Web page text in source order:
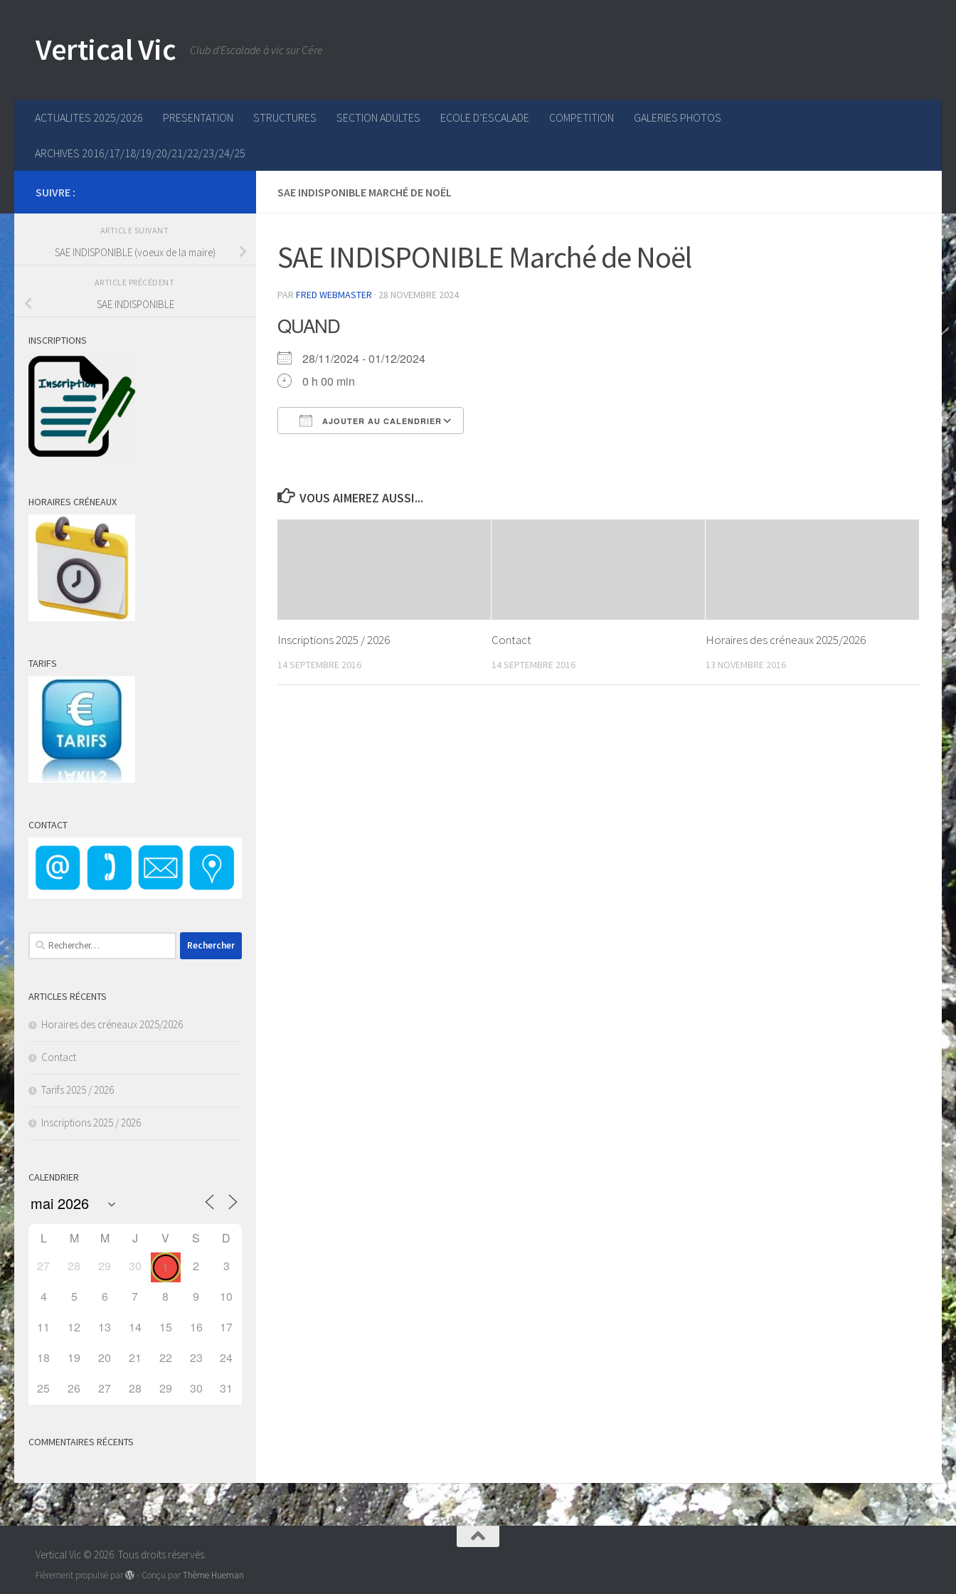
Vertical Vic Club d'Escalade à vic sur Cére
ACTUALITES 2025/2026 PRESENTATION STRUCTURES SECTION ADULTES ECOLE D’ESCALADE COMPETITION GALERIES PHOTOS
ARCHIVES 2016/17/18/19/20/21/22/23/24/25
SAE INDISPONIBLE MARCHÉ DE NOËL
SAE INDISPONIBLE Marché de Noël
PAR FRED WEBMASTER · 28 NOVEMBRE 2024
QUAND
28/11/2024 - 01/12/2024
0 h 00 min
AJOUTER AU CALENDRIER
VOUS AIMEREZ AUSSI...
Inscriptions 2025 / 2026
14 SEPTEMBRE 2016
Contact
14 SEPTEMBRE 2016
Horaires des créneaux 2025/2026
13 NOVEMBRE 2016
SUIVRE :
ARTICLE SUIVANT
SAE INDISPONIBLE (voeux de la maire)
ARTICLE PRÉCÉDENT
SAE INDISPONIBLE
INSCRIPTIONS
HORAIRES CRÉNEAUX
TARIFS
CONTACT
Rechercher :
ARTICLES RÉCENTS
Horaires des créneaux 2025/2026
Contact
Tarifs 2025 / 2026
Inscriptions 2025 / 2026
CALENDRIER
L M M J V S
D
27
28 29 30 1 2
3
4
5 6 7 8 9
10
11
12 13 14 15 16
17
18
19 20 21 22 23
24
25
26 27 28 29 30 31
COMMENTAIRES RÉCENTS
Vertical Vic © 2026. Tous droits réservés.
Fièrement propulsé par - Conçu parThème Hueman